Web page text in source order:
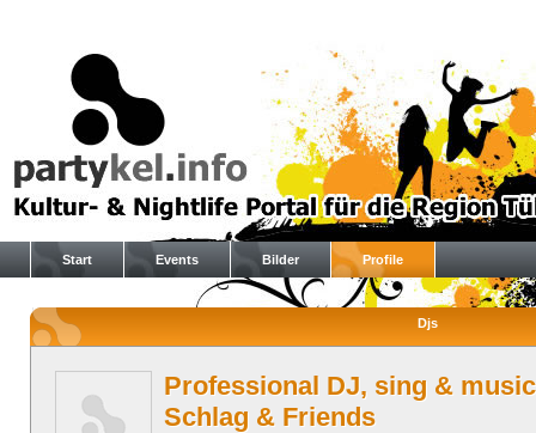
Start Events Bilder Profile
Djs
Professional DJ, sing &
Schlag & Friends